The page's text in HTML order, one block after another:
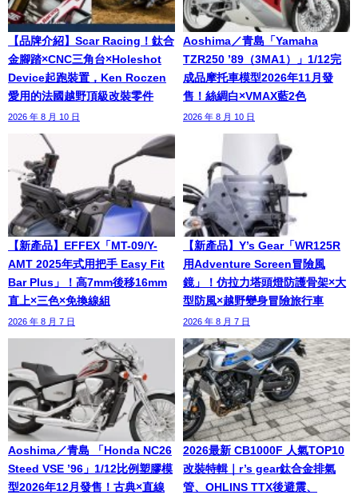
【品牌介紹】Scar Racing！鈦合
金腳踏×CNC三角台×Holeshot
Device起跑裝置，Ken Roczen
愛用的法國越野頂級改裝零件
2026 年 8 月 10 日
Aoshima／青島「Yamaha
TZR250 ’89（3MA1）」1/12完
成品摩托車模型2026年11月發
售！絲綢白×VMAX藍2色
2026 年 8 月 10 日
【新產品】EFFEX「MT-09/Y-
AMT 2025年式用把手 Easy Fit
Bar Plus」！高7mm後移16mm
直上×三色×免換線組
2026 年 8 月 7 日
【新產品】Y’s Gear「WR125R
用Adventure Screen冒險風
鏡」！仿拉力塔頭燈防護骨架×大
型防風×越野變身冒險旅行車
2026 年 8 月 7 日
Aoshima／青島 「Honda NC26
Steed VSE ’96」1/12比例塑膠模
型2026年12月發售！古典×直線
2026最新 CB1000F 人氣TOP10
改裝特輯｜r’s gear鈦合金排氣
管、OHLINS TTX後避震、